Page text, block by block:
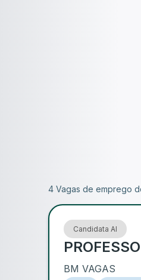
4 Vagas de emprego
Candidata AI
BM VAGAS